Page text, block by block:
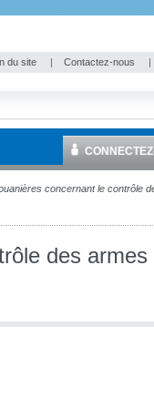
du site | Contactez-nous |
concernant le contrôle
des